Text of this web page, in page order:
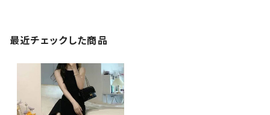
最近チェックした商品